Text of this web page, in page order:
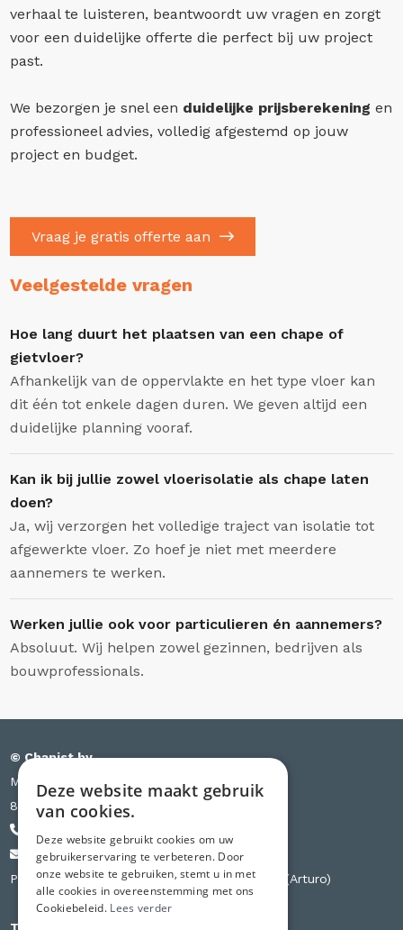
verhaal te luisteren, beantwoordt uw vragen en zorgt
voor een duidelijke offerte die perfect bij uw project
past.
We bezorgen je snel een duidelijke prijsberekening en
professioneel advies, volledig afgestemd op jouw
project en budget.
Vraag je gratis offerte aan
Veelgestelde vragen
Hoe lang duurt het plaatsen van een chape of
gietvloer?
Afhankelijk van de oppervlakte en het type vloer kan
dit één tot enkele dagen duren. We geven altijd een
duidelijke planning vooraf.
Kan ik bij jullie zowel vloerisolatie als chape laten
doen?
Ja, wij verzorgen het volledige traject van isolatie tot
afgewerkte vloer. Zo hoef je niet met meerdere
aannemers te werken.
Werken jullie ook voor particulieren én aannemers?
Absoluut. Wij helpen zowel gezinnen, bedrijven als
bouwprofessionals.
© Chapist bv
Meensesteenweg 385 bus S03
8501 Kortrijk
info@chapist.be
Partner van Knauf, Weber, Betopor, Uzin Utz (Arturo)
Deze website maakt gebruik
van cookies.
Deze website gebruikt cookies om uw
gebruikerservaring te verbeteren. Door
onze website te gebruiken, stemt u in met
alle cookies in overeenstemming met ons
Cookiebeleid. Lees verder